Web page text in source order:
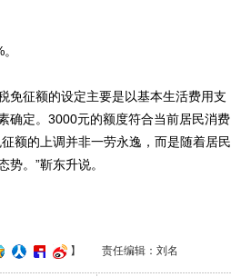
征额的设定主要是以基本生活费用支
确定。3000元的额度符合当前居民消费
额的上调并非一劳永逸，而是随着居民
。”靳东升说。
】 责任编辑：刘名